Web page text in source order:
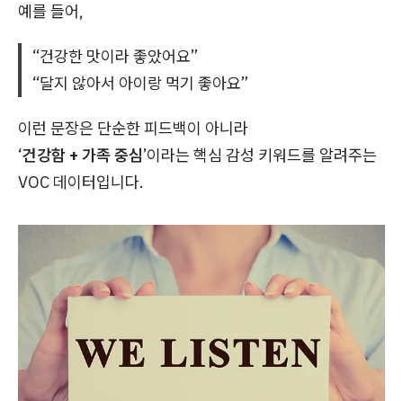
예를 들어,
“건강한 맛이라 좋았어요”
“달지 않아서 아이랑 먹기 좋아요”
이런 문장은 단순한 피드백이 아니라
‘건강함 + 가족 중심’이라는 핵심 감성 키워드를 알려주는
VOC 데이터입니다.